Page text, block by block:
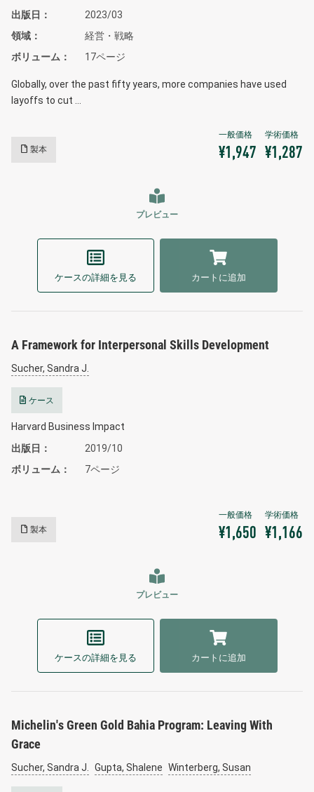
出版日
2023/03
領域
経営・戦略
ボリューム
17ページ
Globally, over the past fifty years, more companies have used
layoffs to cut …
製本 ¥1,947 ¥1,287
プレビュー
ケースの詳細を見る カートに追加
A Framework for Interpersonal Skills Development
Sucher, Sandra J.
ケース
Harvard Business Impact
出版日
2019/10
ボリューム
7ページ
製本 ¥1,650 ¥1,166
プレビュー
ケースの詳細を見る カートに追加
Michelin's Green Gold Bahia Program: Leaving With
Grace
Sucher, Sandra J. Gupta, Shalene Winterberg, Susan